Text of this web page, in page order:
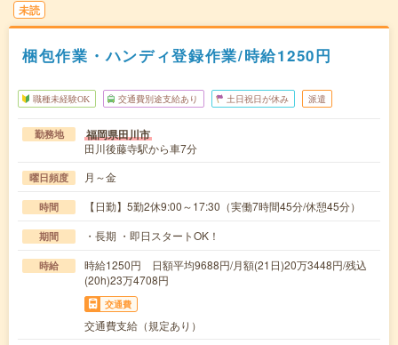
未読
梱包作業・ハンディ登録作業/時給1250円
職種未経験OK 交通費別途支給あり 土日祝日が休み 派遣
勤務地 福岡県田川市
田川後藤寺駅から車7分
曜日頻度 月～金
時間 【日勤】5勤2休9:00～17:30（実働7時間45分/休憩45分）
期間 ・長期 ・即日スタートOK！
時給
時給1250円 日額平均9688円/月額(21日)20万3448円/残込
(20h)23万4708円
交通費
交通費支給（規定あり）